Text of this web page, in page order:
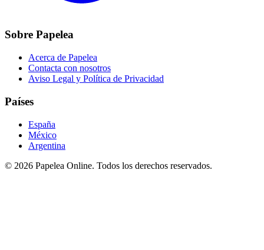
Sobre Papelea
Acerca de Papelea
Contacta con nosotros
Aviso Legal y Política de Privacidad
Países
España
México
Argentina
© 2026 Papelea Online. Todos los derechos reservados.